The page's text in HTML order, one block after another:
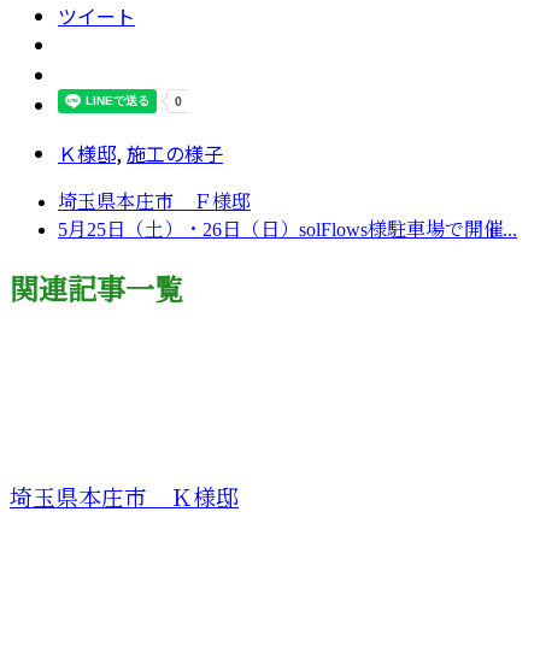
ツイート
Ｋ様邸,施工の様子
埼玉県本庄市 Ｆ様邸
5月25日（土）・26日（日）solFlows様駐車場で開催...
関連記事一覧
埼玉県本庄市 Ｋ様邸